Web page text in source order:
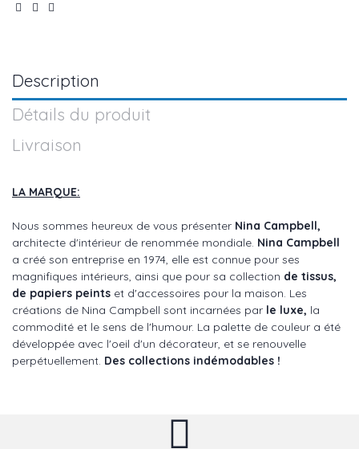
Description
Détails du produit
Livraison
LA MARQUE:
Nous sommes heureux de vous présenter Nina Campbell,
architecte d'intérieur de renommée mondiale. Nina Campbell
a créé son entreprise en 1974, elle est connue pour ses
magnifiques intérieurs, ainsi que pour sa collection de tissus,
de papiers peints et d'accessoires pour la maison. Les
créations de Nina Campbell sont incarnées par le luxe, la
commodité et le sens de l'humour. La palette de couleur a été
développée avec l'oeil d'un décorateur, et se renouvelle
perpétuellement. Des collections indémodables !